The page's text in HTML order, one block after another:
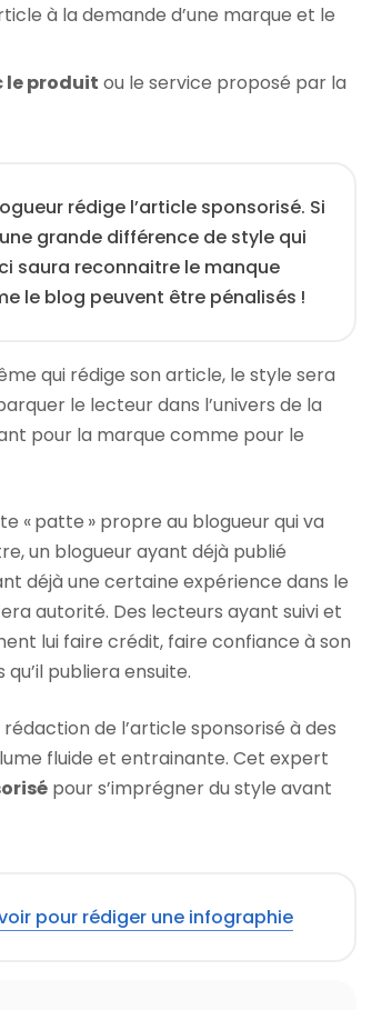
à la demande d’une marque et le
le produit ou le service proposé par la
rédige l’article sponsorisé. Si
grande différence de style qui
saura reconnaitre le manque
le blog peuvent être pénalisés !
qui rédige son article, le style sera
le lecteur dans l’univers de la
pour la marque comme pour le
« patte » propre au blogueur qui va
un blogueur ayant déjà publié
déjà une certaine expérience dans le
autorité. Des lecteurs ayant suivi et
lui faire crédit, faire confiance à son
publiera ensuite.
de l’article sponsorisé à des
fluide et entrainante. Cet expert
pour s’imprégner du style avant
pour rédiger une infographie